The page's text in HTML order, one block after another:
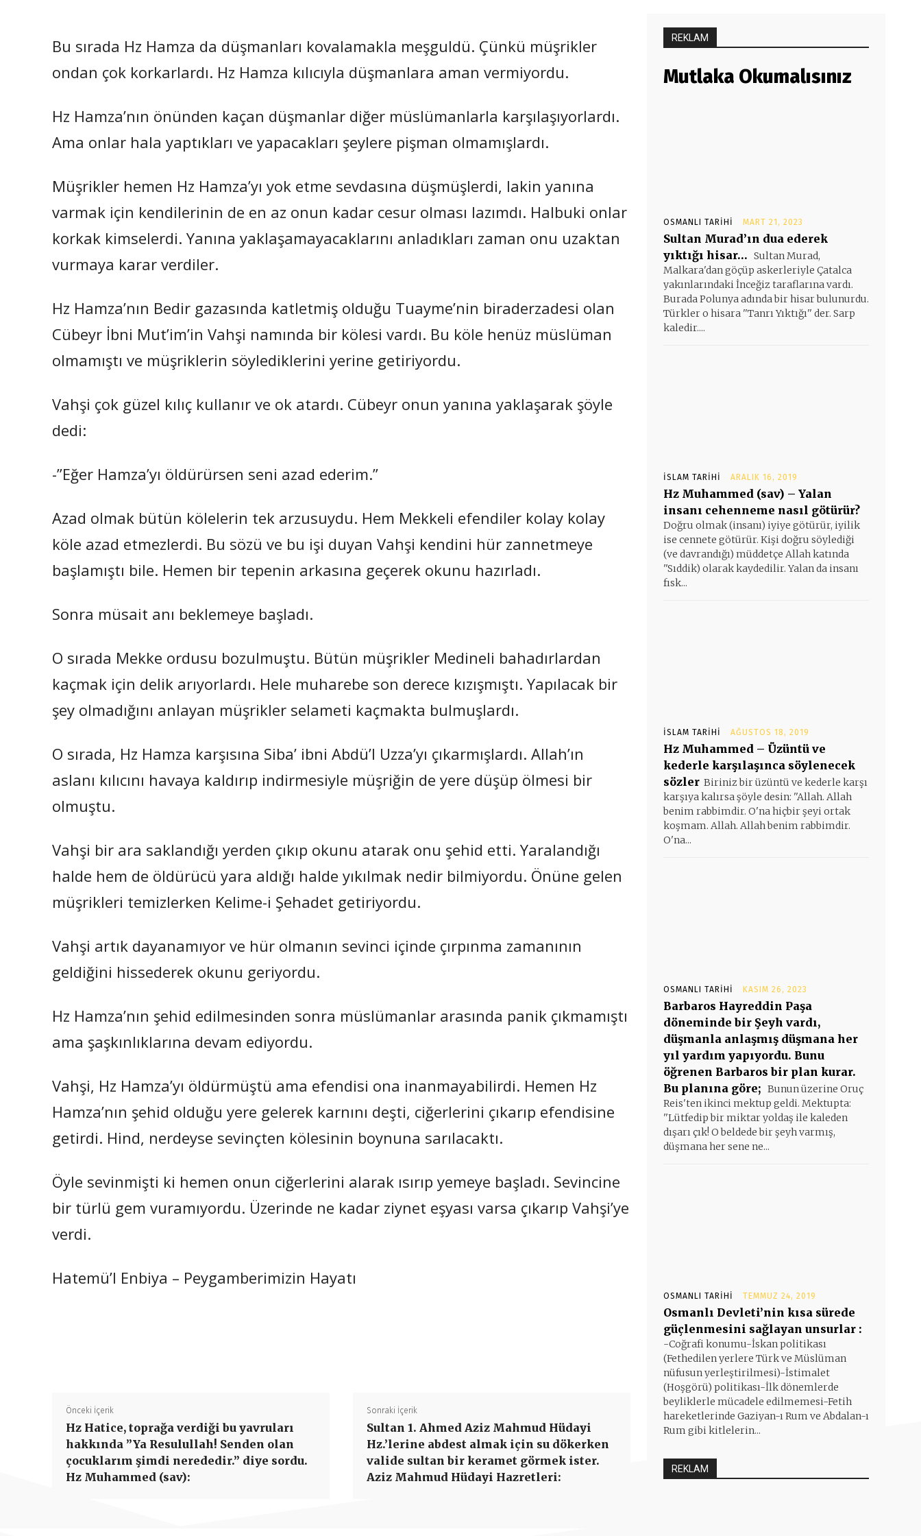
Bu sırada Hz Hamza da düşmanları kovalamakla meşguldü. Çünkü müşrikler
ondan çok korkarlardı. Hz Hamza kılıcıyla düşmanlara aman vermiyordu.
Hz Hamza’nın önünden kaçan düşmanlar diğer müslümanlarla karşılaşıyorlardı.
Ama onlar hala yaptıkları ve yapacakları şeylere pişman olmamışlardı.
Müşrikler hemen Hz Hamza’yı yok etme sevdasına düşmüşlerdi, lakin yanına
varmak için kendilerinin de en az onun kadar cesur olması lazımdı. Halbuki onlar
korkak kimselerdi. Yanına yaklaşamayacaklarını anladıkları zaman onu uzaktan
vurmaya karar verdiler.
Hz Hamza’nın Bedir gazasında katletmiş olduğu Tuayme’nin biraderzadesi olan
Cübeyr İbni Mut’im’in Vahşi namında bir kölesi vardı. Bu köle henüz müslüman
olmamıştı ve müşriklerin söylediklerini yerine getiriyordu.
Vahşi çok güzel kılıç kullanır ve ok atardı. Cübeyr onun yanına yaklaşarak şöyle
dedi:
-”Eğer Hamza’yı öldürürsen seni azad ederim.”
Azad olmak bütün kölelerin tek arzusuydu. Hem Mekkeli efendiler kolay kolay
köle azad etmezlerdi. Bu sözü ve bu işi duyan Vahşi kendini hür zannetmeye
başlamıştı bile. Hemen bir tepenin arkasına geçerek okunu hazırladı.
Sonra müsait anı beklemeye başladı.
O sırada Mekke ordusu bozulmuştu. Bütün müşrikler Medineli bahadırlardan
kaçmak için delik arıyorlardı. Hele muharebe son derece kızışmıştı. Yapılacak bir
şey olmadığını anlayan müşrikler selameti kaçmakta bulmuşlardı.
O sırada, Hz Hamza karşısına Siba’ ibni Abdü’l Uzza’yı çıkarmışlardı. Allah’ın
aslanı kılıcını havaya kaldırıp indirmesiyle müşriğin de yere düşüp ölmesi bir
olmuştu.
Vahşi bir ara saklandığı yerden çıkıp okunu atarak onu şehid etti. Yaralandığı
halde hem de öldürücü yara aldığı halde yıkılmak nedir bilmiyordu. Önüne gelen
müşrikleri temizlerken Kelime-i Şehadet getiriyordu.
Vahşi artık dayanamıyor ve hür olmanın sevinci içinde çırpınma zamanının
geldiğini hissederek okunu geriyordu.
Hz Hamza’nın şehid edilmesinden sonra müslümanlar arasında panik çıkmamıştı
ama şaşkınlıklarına devam ediyordu.
Vahşi, Hz Hamza’yı öldürmüştü ama efendisi ona inanmayabilirdi. Hemen Hz
Hamza’nın şehid olduğu yere gelerek karnını deşti, ciğerlerini çıkarıp efendisine
getirdi. Hind, nerdeyse sevinçten kölesinin boynuna sarılacaktı.
Öyle sevinmişti ki hemen onun ciğerlerini alarak ısırıp yemeye başladı. Sevincine
bir türlü gem vuramıyordu. Üzerinde ne kadar ziynet eşyası varsa çıkarıp Vahşi’ye
verdi.
Hatemü’l Enbiya – Peygamberimizin Hayatı
Önceki İçerik
Hz Hatice, toprağa verdiği bu yavruları
hakkında ”Ya Resulullah! Senden olan
çocuklarım şimdi nerededir.” diye sordu.
Hz Muhammed (sav):
Sonraki İçerik
Sultan 1. Ahmed Aziz Mahmud Hüdayi
Hz.’lerine abdest almak için su dökerken
valide sultan bir keramet görmek ister.
Aziz Mahmud Hüdayi Hazretleri:
REKLAM
Mutlaka Okumalısınız
OSMANLI TARIHI MART 21, 2023
Sultan Murad’ın dua ederek
yıktığı hisar… Sultan Murad,
Malkara'dan göçüp askerleriyle Çatalca
yakınlarındaki İnceğiz taraflarına vardı.
Burada Polunya adında bir hisar bulunurdu.
Türkler o hisara ''Tanrı Yıktığı'' der. Sarp
kaledir....
İSLAM TARIHI ARALIK 16, 2019
Hz Muhammed (sav) – Yalan
insanı cehenneme nasıl götürür?
Doğru olmak (insanı) iyiye götürür, iyilik
ise cennete götürür. Kişi doğru söylediği
(ve davrandığı) müddetçe Allah katında
''Sıddik) olarak kaydedilir. Yalan da insanı
fısk...
İSLAM TARIHI AĞUSTOS 18, 2019
Hz Muhammed – Üzüntü ve
kederle karşılaşınca söylenecek
sözler Biriniz bir üzüntü ve kederle karşı
karşıya kalırsa şöyle desin: ''Allah. Allah
benim rabbimdir. O'na hiçbir şeyi ortak
koşmam. Allah. Allah benim rabbimdir.
O'na...
OSMANLI TARIHI KASIM 26, 2023
Barbaros Hayreddin Paşa
döneminde bir Şeyh vardı,
düşmanla anlaşmış düşmana her
yıl yardım yapıyordu. Bunu
öğrenen Barbaros bir plan kurar.
Bu planına göre; Bunun üzerine Oruç
Reis'ten ikinci mektup geldi. Mektupta:
''Lütfedip bir miktar yoldaş ile kaleden
dışarı çık! O beldede bir şeyh varmış,
düşmana her sene ne...
OSMANLI TARIHI TEMMUZ 24, 2019
Osmanlı Devleti’nin kısa sürede
güçlenmesini sağlayan unsurlar :
-Coğrafi konumu-İskan politikası
(Fethedilen yerlere Türk ve Müslüman
nüfusun yerleştirilmesi)-İstimalet
(Hoşgörü) politikası-İlk dönemlerde
beyliklerle mücadele edilmemesi-Fetih
hareketlerinde Gaziyan-ı Rum ve Abdalan-ı
Rum gibi kitlelerin...
REKLAM